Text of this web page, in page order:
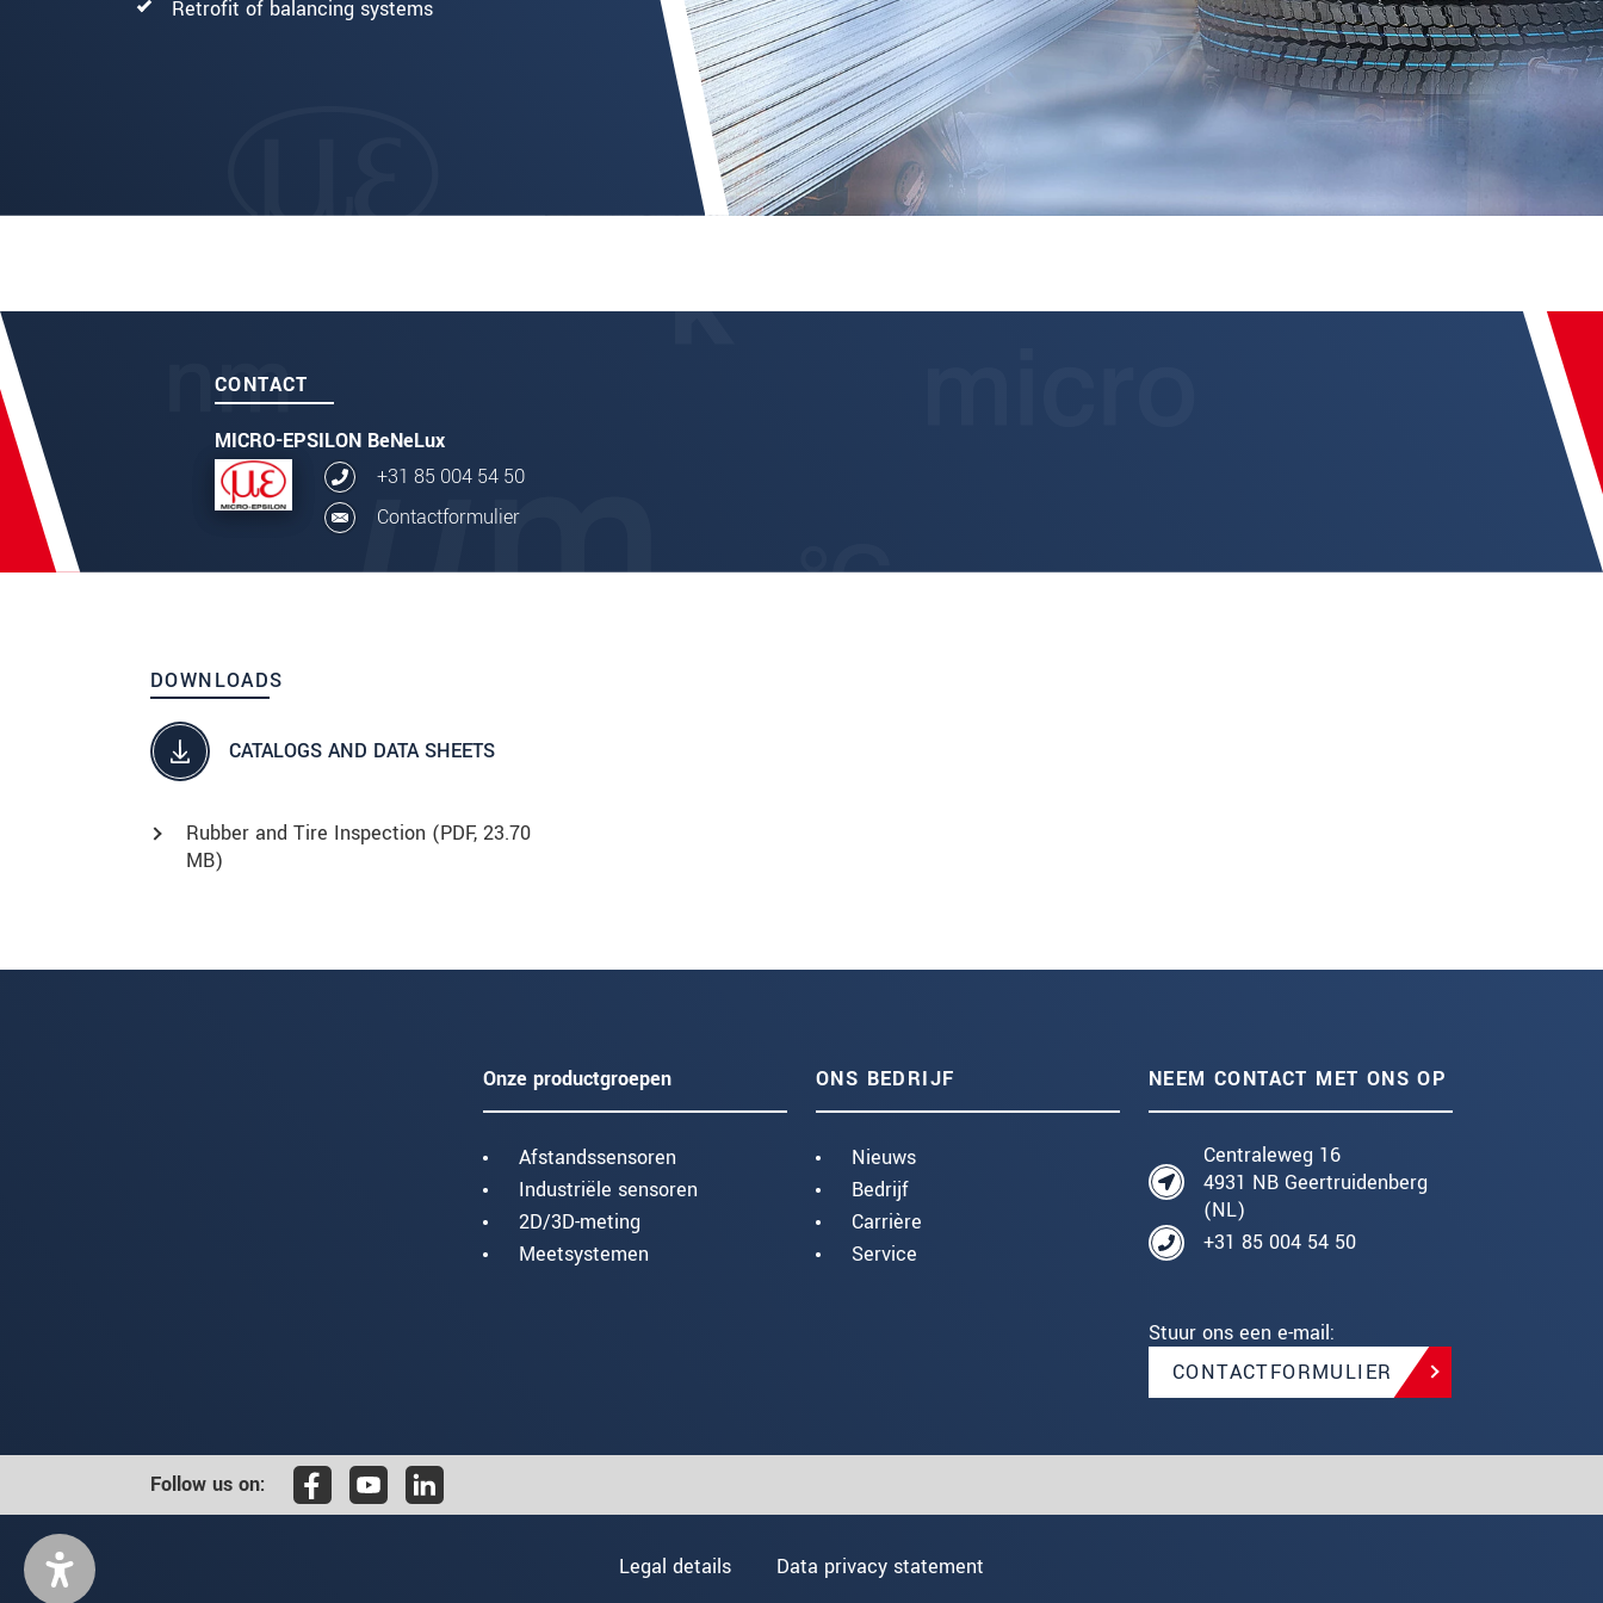
Retrofit of balancing systems
CONTACT
MICRO-EPSILON BeNeLux
+31 85 004 54 50
Contactformulier
DOWNLOADS
CATALOGS AND DATA SHEETS
Rubber and Tire Inspection (PDF, 23.70
MB)
Onze productgroepen
Afstandssensoren
Industriële sensoren
2D/3D-meting
Meetsystemen
ONS BEDRIJF
Nieuws
Bedrijf
Carrière
Service
NEEM CONTACT MET ONS OP
Centraleweg 16
4931 NB Geertruidenberg
(NL)
+31 85 004 54 50
Stuur ons een e-mail:
CONTACTFORMULIER
Follow us on:
Legal details Data privacy statement